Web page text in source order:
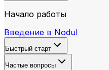
Начало работы
Введение в Nodul
Быстрый старт
Частые вопросы